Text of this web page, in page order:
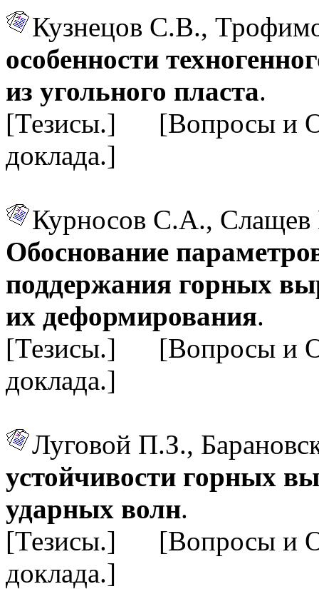
Кузнецов С.В.,
особенности
из угольного пласта.
[Тезисы.] [Вопросы и
доклада.]
Курносов С.А.,
Обоснование
поддержания горных
их деформирования.
[Тезисы.] [Вопросы и
доклада.]
Луговой П.З.,
устойчивости горных
ударных волн.
[Тезисы.] [Вопросы и
доклада.]